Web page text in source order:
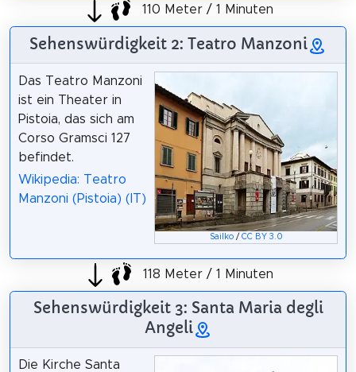
110 Meter / 1 Minuten
Sehenswürdigkeit 2: Teatro Manzoni
Sailko/ CC BY 3.0
Das Teatro Manzoni
ist ein Theater in
Pistoia, das sich am
Corso Gramsci 127
befindet.
Wikipedia: Teatro
Manzoni (Pistoia) (IT)
118 Meter / 1 Minuten
Sehenswürdigkeit 3: Santa Maria degli
Angeli
Die Kirche Santa